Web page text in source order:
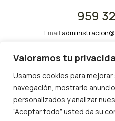
Valoramos tu
Usamos cookies para
navegación, mostrarle
personalizados y analizar
“Aceptar todo” usted da su
959
Email